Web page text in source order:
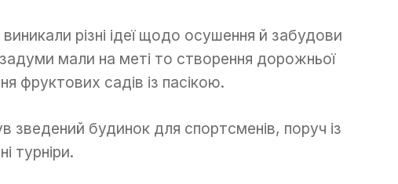
різні ідеї щодо осушення й забудови
задуми мали на меті то створення дорожньої
фруктових садів із пасікою.
зведений будинок для спортсменів, поруч із
турніри.